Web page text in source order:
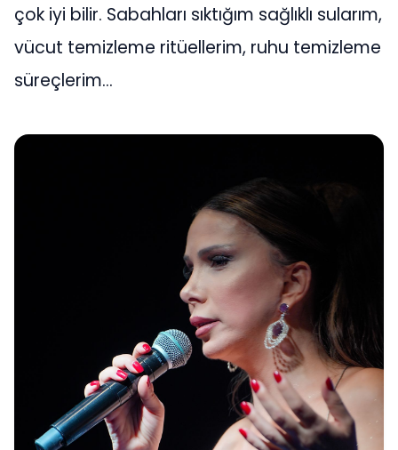
çok iyi bilir. Sabahları sıktığım sağlıklı sularım,
vücut temizleme ritüellerim, ruhu temizleme
süreçlerim…